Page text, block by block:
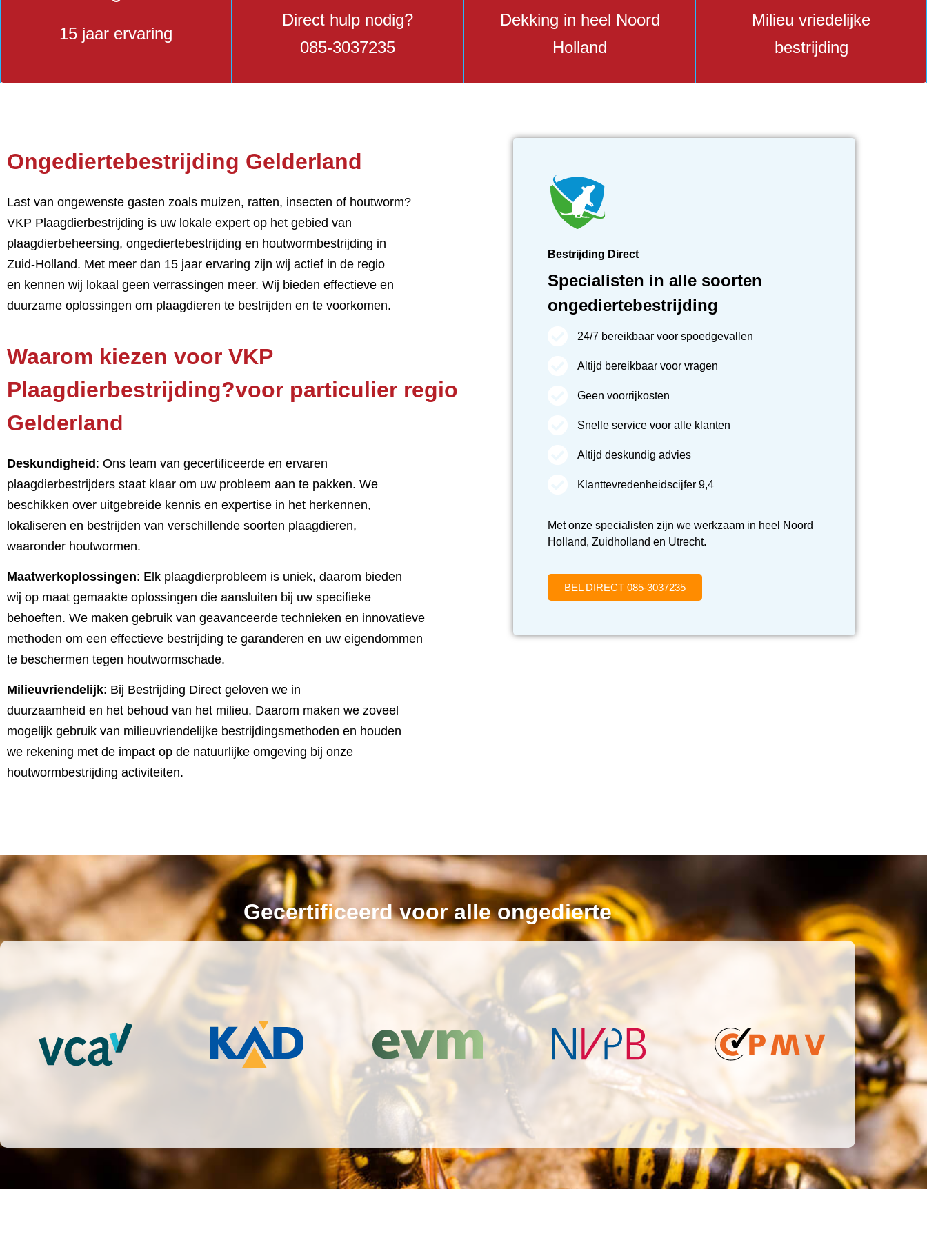
15 jaar ervaring
Direct hulp nodig?
085-3037235
Dekking in heel Noord
Holland
Milieu vriedelijke
bestrijding
Ongediertebestrijding Gelderland
Last van ongewenste gasten zoals muizen, ratten, insecten of houtworm?
VKP Plaagdierbestrijding is uw lokale expert op het gebied van
plaagdierbeheersing, ongediertebestrijding en houtwormbestrijding in
Zuid-Holland. Met meer dan 15 jaar ervaring zijn wij actief in de regio
en kennen wij lokaal geen verrassingen meer. Wij bieden effectieve en
duurzame oplossingen om plaagdieren te bestrijden en te voorkomen.
Waarom kiezen voor VKP
Plaagdierbestrijding?voor particulier regio
Gelderland
Deskundigheid: Ons team van gecertificeerde en ervaren
plaagdierbestrijders staat klaar om uw probleem aan te pakken. We
beschikken over uitgebreide kennis en expertise in het herkennen,
lokaliseren en bestrijden van verschillende soorten plaagdieren,
waaronder houtwormen.
Maatwerkoplossingen: Elk plaagdierprobleem is uniek, daarom bieden
wij op maat gemaakte oplossingen die aansluiten bij uw specifieke
behoeften. We maken gebruik van geavanceerde technieken en innovatieve
methoden om een effectieve bestrijding te garanderen en uw eigendommen
te beschermen tegen houtwormschade.
Milieuvriendelijk: Bij Bestrijding Direct geloven we in
duurzaamheid en het behoud van het milieu. Daarom maken we zoveel
mogelijk gebruik van milieuvriendelijke bestrijdingsmethoden en houden
we rekening met de impact op de natuurlijke omgeving bij onze
houtwormbestrijding activiteiten.
Bestrijding Direct
Specialisten in alle soorten
ongediertebestrijding
24/7 bereikbaar voor spoedgevallen
Altijd bereikbaar voor vragen
Geen voorrijkosten
Snelle service voor alle klanten
Altijd deskundig advies
Klanttevredenheidscijfer 9,4
Met onze specialisten zijn we werkzaam in heel Noord
Holland, Zuidholland en Utrecht.
BEL DIRECT 085-3037235
Gecertificeerd voor alle ongedierte